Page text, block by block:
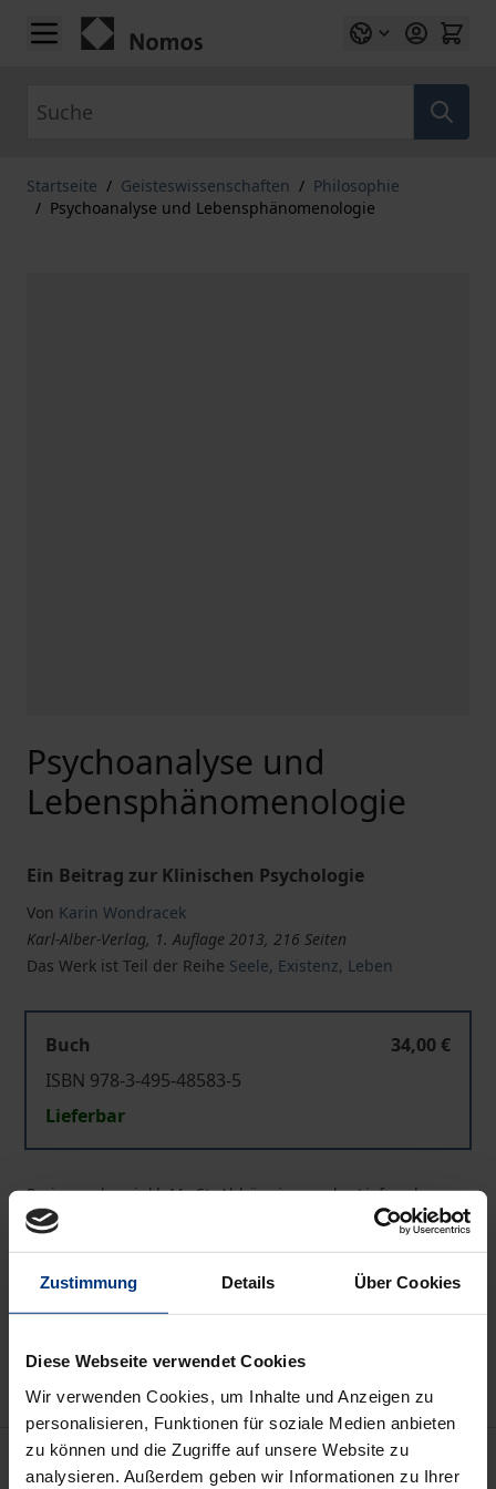
Zustimmung Details Über Cookies
Diese Webseite verwendet Cookies
Wir verwenden Cookies, um Inhalte und Anzeigen zu
personalisieren, Funktionen für soziale Medien anbieten
zu können und die Zugriffe auf unsere Website zu
analysieren. Außerdem geben wir Informationen zu Ihrer
Zum Inhalt springen
Startseite / Geisteswissenschaften / Philosophie
/ Psychoanalyse und Lebensphänomenologie
Psychoanalyse und
Lebensphänomenologie
Ein Beitrag zur Klinischen Psychologie
Von Karin Wondracek
Karl-Alber-Verlag, 1. Auflage 2013, 216 Seiten
Das Werk ist Teil der Reihe Seele, Existenz, Leben
Buch
34,00 €
ISBN 978-3-495-48583-5
Lieferbar
Preisangaben inkl. MwSt. Abhängig von der Lieferadresse
kann die MwSt. an der Kasse variieren.
In den Warenkorb
Zur Wunschliste hinzufügen
Beschreibung